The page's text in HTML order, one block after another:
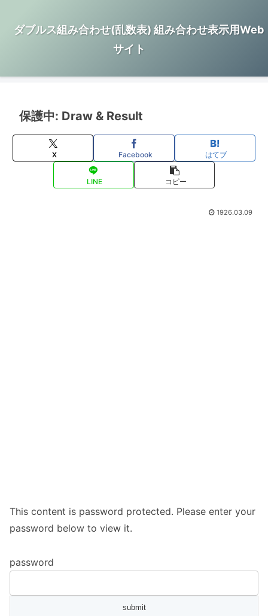
ダブルス組み合わせ(乱数表) 組み合わせ表示用Web
サイト
保護中: Draw & Result
X Facebook はてブ
LINE コピー
1926.03.09
This content is password protected. Please enter your
password below to view it.
password